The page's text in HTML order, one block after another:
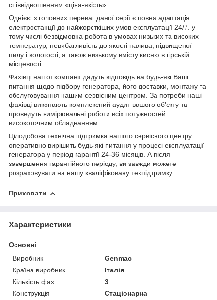
співвідношенням «ціна-якість».
Однією з головних переваг даної серії є повна адаптація
електростанції до найжорсткіших умов експлуатації 24/7, у
тому числі безвідмовна робота в умовах низьких та високих
температур, невибагливість до якості палива, підвищеної
пилу і вологості, а також низькому вмісту кисню в гірській
місцевості.
Фахівці нашої компанії дадуть відповідь на будь-які Ваші
питання щодо підбору генератора, його доставки, монтажу та
обслуговування нашим сервісним центром. За потреби наші
фахівці виконають комплексний аудит вашого об'єкту та
проведуть вимірювальні роботи всіх потужностей
високоточним обладнанням.
Цілодобова технічна підтримка нашого сервісного центру
оперативно вирішить будь-які питання у процесі експлуатації
генератора у період гарантії 24-36 місяців. А після
завершення гарантійного періоду, ви завжди можете
розраховувати на нашу кваліфіковану техпідтримку.
Приховати
Характеристики
Основні
Виробник
Genmac
Країна виробник
Італія
Кількість фаз
3
Конструкція
Стаціонарна